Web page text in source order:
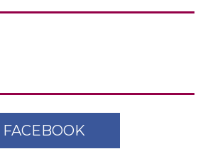
FACEBOOK